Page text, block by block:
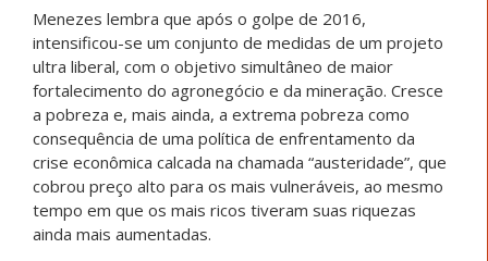
Menezes lembra que após o golpe de 2016,
intensificou-se um conjunto de medidas de um projeto
ultra liberal, com o objetivo simultâneo de maior
fortalecimento do agronegócio e da mineração. Cresce
a pobreza e, mais ainda, a extrema pobreza como
consequência de uma política de enfrentamento da
crise econômica calcada na chamada “austeridade”, que
cobrou preço alto para os mais vulneráveis, ao mesmo
tempo em que os mais ricos tiveram suas riquezas
ainda mais aumentadas.